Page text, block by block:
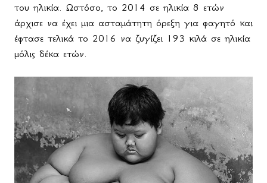
του ηλικία. Ωστόσο, το 2014 σε ηλικία 8 ετών
άρχισε να έχει μια ασταμάτητη όρεξη για φαγητό και
έφτασε τελικά το 2016 να ζυγίζει 193 κιλά σε ηλικία
μόλις δέκα ετών.